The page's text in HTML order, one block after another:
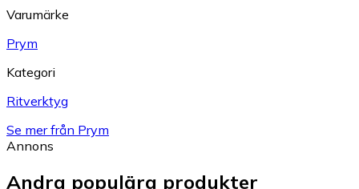
Varumärke
Prym
Kategori
Ritverktyg
Se mer från Prym
Annons
Andra populära produkter